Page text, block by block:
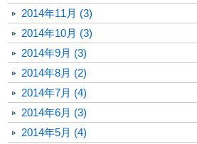
2014年11月 (3)
2014年10月 (3)
2014年9月 (3)
2014年8月 (2)
2014年7月 (4)
2014年6月 (3)
2014年5月 (4)